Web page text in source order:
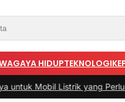
GAYA HIDUPTEKNOLOGI
Listrik yang Perlu